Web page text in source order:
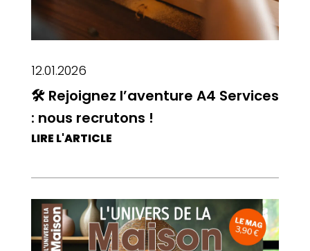
12.01.2026
🛠 Rejoignez l’aventure A4 Services
: nous recrutons !
LIRE L'ARTICLE